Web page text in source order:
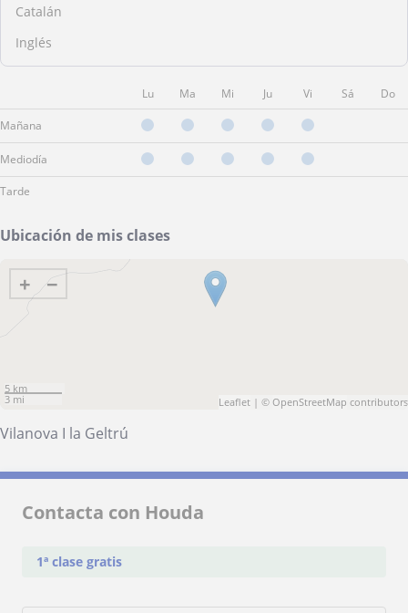
Catalán
Inglés
Lu Ma Mi Ju Vi Sá Do
Mañana
Mediodía
Tarde
Ubicación de mis clases
+ −
5 km
3 mi
Leaflet | © OpenStreetMap contributors
Vilanova I la Geltrú
Contacta con Houda
1ª clase gratis